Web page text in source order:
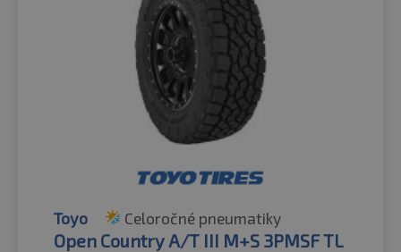
Toyo Celoročné pneumatiky
Open Country A/T III M+S 3PMSF TL